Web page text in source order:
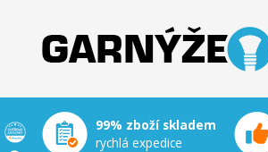
Garnýže Hebr
99% zboží skladem
rychlá expedice